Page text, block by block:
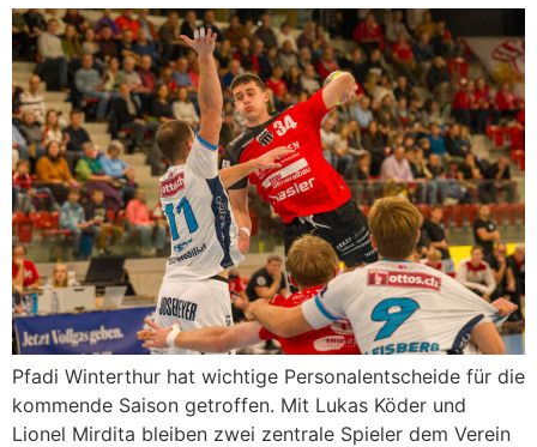
Pfadi Winterthur hat wichtige Personalentscheide für die
kommende Saison getroffen. Mit Lukas Köder und
Lionel Mirdita bleiben zwei zentrale Spieler dem Verein